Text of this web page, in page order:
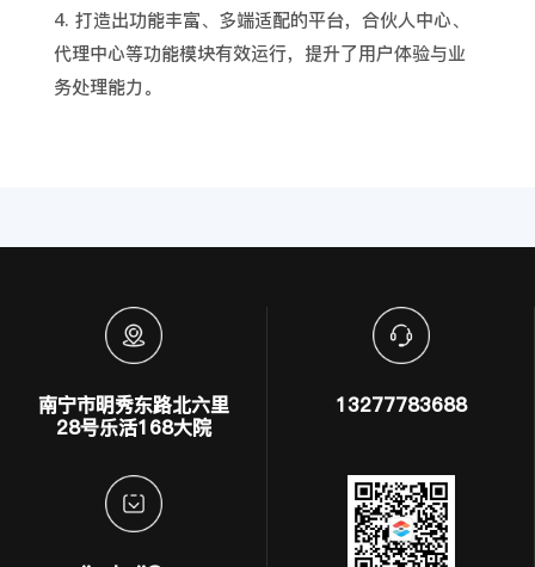
4. 打造出功能丰富、多端适配的平台，合伙人中心、
代理中心等功能模块有效运行，提升了用户体验与业
务处理能力。
南宁市明秀东路北六里
28号乐活168大院
13277783688